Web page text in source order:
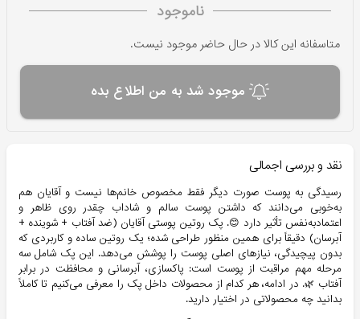
ناموجود
متاسفانه این کالا در حال حاضر موجود نیست.
موجود شد به من اطلاع بده
نقد و بررسی اجمالی
رسیدگی به پوست صورت دیگر فقط مخصوص خانم‌ها نیست و آقایان هم
به‌خوبی می‌دانند که داشتن پوست سالم و شاداب چقدر روی ظاهر و
اعتمادبه‌نفس تأثیر دارد 😊. پک روتین پوستی آقایان (ضد آفتاب + شوینده +
آبرسان) دقیقاً برای همین منظور طراحی شده؛ یک روتین ساده و کاربردی که
بدون پیچیدگی، نیازهای اصلی پوست را پوشش می‌دهد. این پک شامل سه
مرحله مهم مراقبت از پوست است: پاکسازی، آبرسانی و محافظت در برابر
آفتاب 🌿. در ادامه، هر کدام از محصولات داخل پک را معرفی می‌کنیم تا کاملاً
بدانید چه محصولاتی در اختیار دارید.